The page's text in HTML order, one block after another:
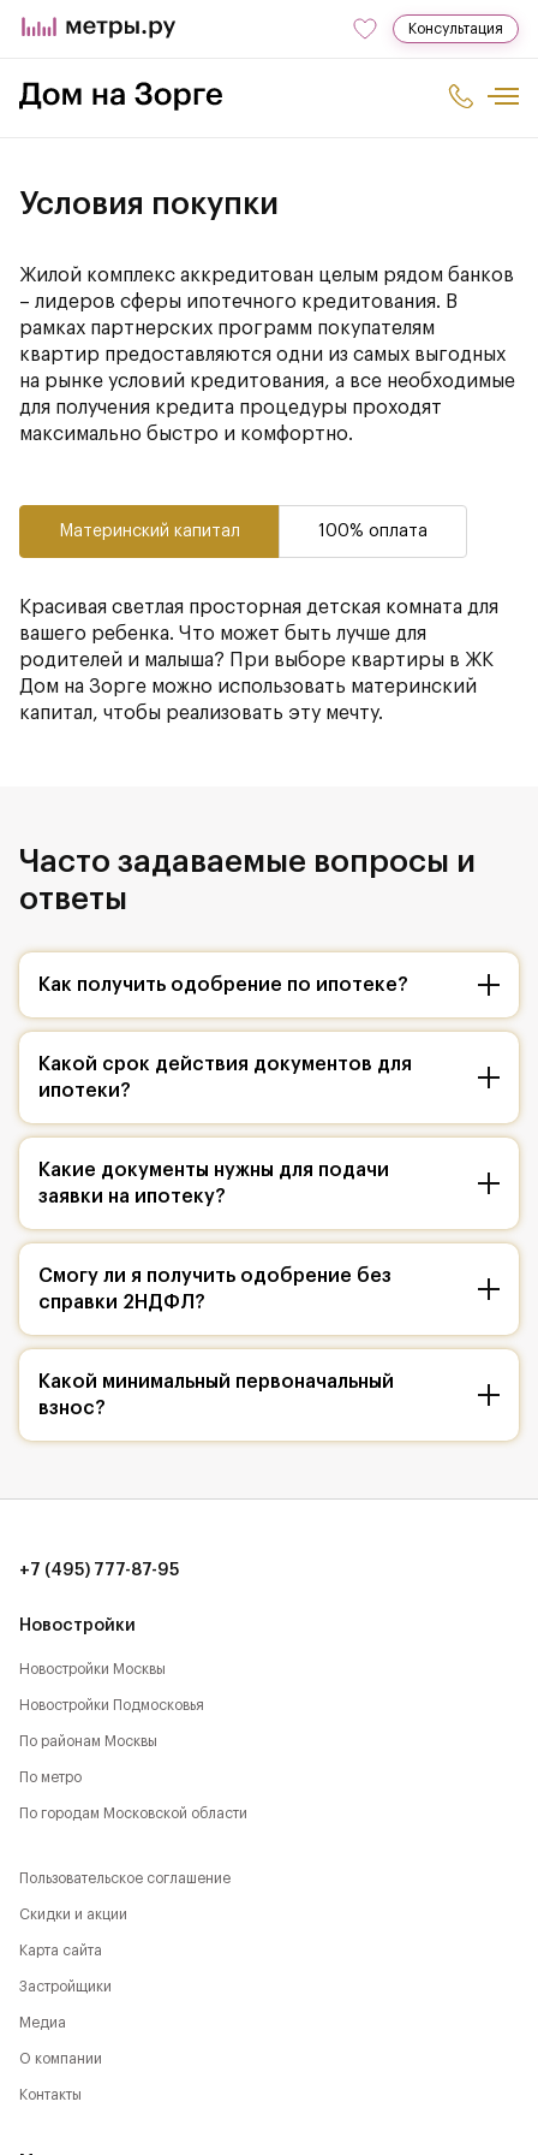
Консультация
Условия покупки
Жилой комплекс аккредитован целым рядом банков
– лидеров сферы ипотечного кредитования. В
рамках партнерских программ покупателям
квартир предоставляются одни из самых выгодных
на рынке условий кредитования, а все необходимые
для получения кредита процедуры проходят
максимально быстро и комфортно.
Материнский капитал 100% оплата
Красивая светлая просторная детская комната для
вашего ребенка. Что может быть лучше для
родителей и малыша? При выборе квартиры в ЖК
Дом на Зорге можно использовать материнский
капитал, чтобы реализовать эту мечту.
Часто задаваемые вопросы и
ответы
Как получить одобрение по ипотеке?
Какой срок действия документов для
ипотеки?
Какие документы нужны для подачи
заявки на ипотеку?
Смогу ли я получить одобрение без
справки 2НДФЛ?
Какой минимальный первоначальный
взнос?
Новостройки
Новостройки Москвы
Новостройки Подмосковья
По районам Москвы
По метро
По городам Московской области
+7 (495) 777-87-95
Пользовательское соглашение
Скидки и акции
Карта сайта
Застройщики
Медиа
О компании
Контакты